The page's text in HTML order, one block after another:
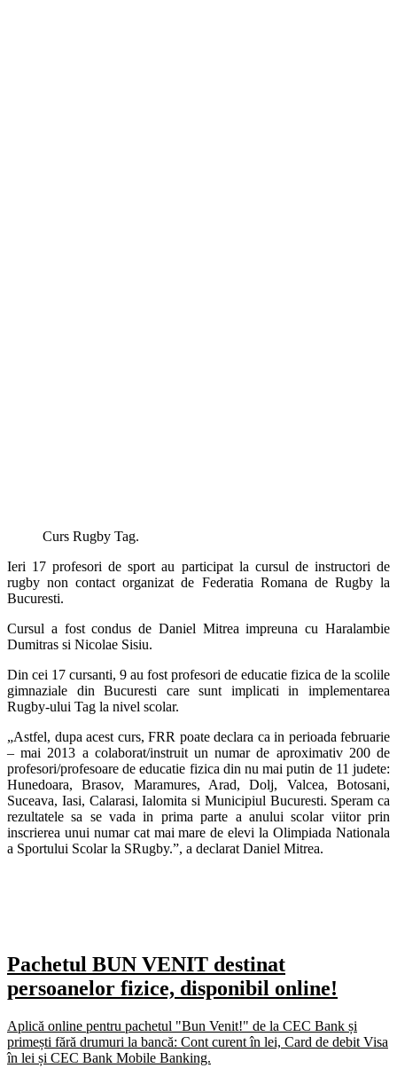
Curs Rugby Tag.
Ieri 17 profesori de sport au participat la cursul de instructori de
rugby non contact organizat de Federatia Romana de Rugby la
Bucuresti.
Cursul a fost condus de Daniel Mitrea impreuna cu Haralambie
Dumitras si Nicolae Sisiu.
Din cei 17 cursanti, 9 au fost profesori de educatie fizica de la scolile
gimnaziale din Bucuresti care sunt implicati in implementarea
Rugby-ului Tag la nivel scolar.
„Astfel, dupa acest curs, FRR poate declara ca in perioada februarie
– mai 2013 a colaborat/instruit un numar de aproximativ 200 de
profesori/profesoare de educatie fizica din nu mai putin de 11 judete:
Hunedoara, Brasov, Maramures, Arad, Dolj, Valcea, Botosani,
Suceava, Iasi, Calarasi, Ialomita si Municipiul Bucuresti. Speram ca
rezultatele sa se vada in prima parte a anului scolar viitor prin
inscrierea unui numar cat mai mare de elevi la Olimpiada Nationala
a Sportului Scolar la SRugby.”, a declarat Daniel Mitrea.
Pachetul BUN VENIT destinat
persoanelor fizice, disponibil online!
Aplică online pentru pachetul "Bun Venit!" de la CEC Bank și
primești fără drumuri la bancă: Cont curent în lei, Card de debit Visa
în lei și CEC Bank Mobile Banking.​